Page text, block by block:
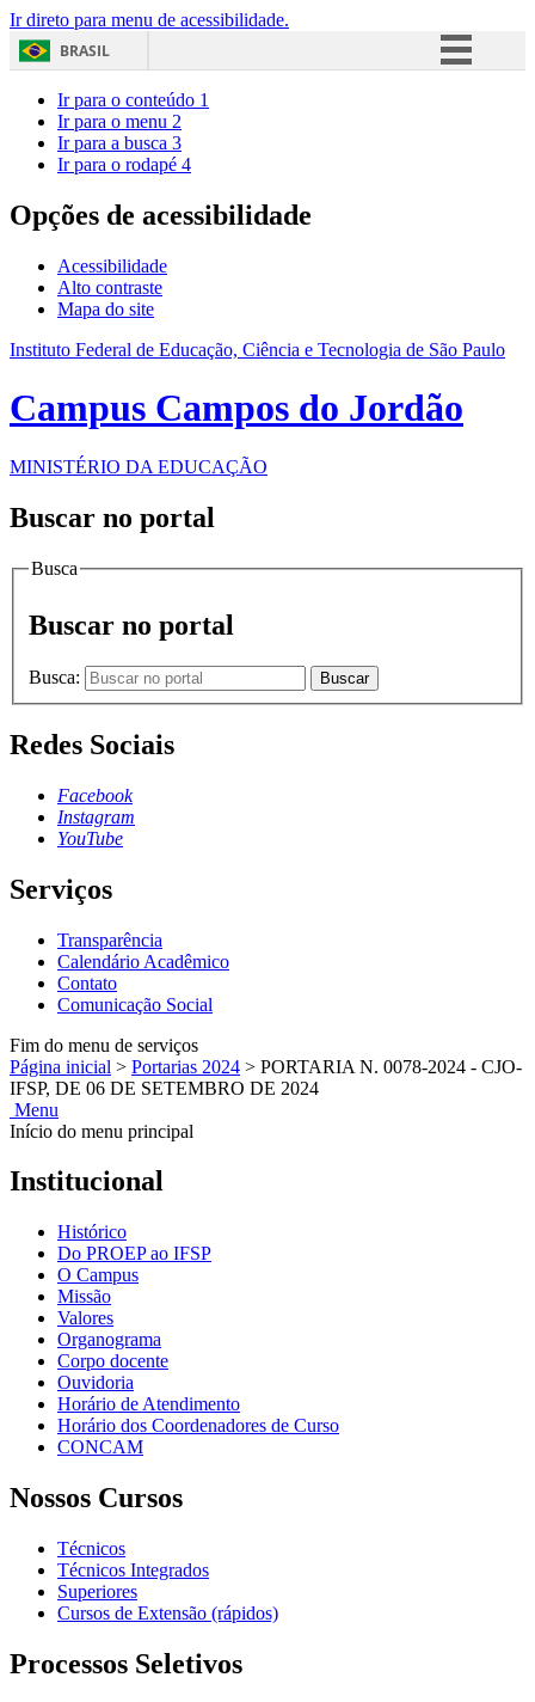
Ir direto para menu de acessibilidade.
BRASIL
Acesso à informação
Ir para o conteúdo 1
Ir para o menu 2
Ir para a busca 3
Ir para o rodapé 4
Opções de acessibilidade
Acessibilidade
Alto contraste
Mapa do site
Instituto Federal de Educação, Ciência e Tecnologia de São Paulo
Campus Campos do Jordão
MINISTÉRIO DA EDUCAÇÃO
Buscar no portal
Busca
Buscar no portal
Busca: Buscar
Redes Sociais
Facebook
Instagram
YouTube
Serviços
Transparência
Calendário Acadêmico
Contato
Comunicação Social
Fim do menu de serviços
Página inicial > Portarias 2024 > PORTARIA N. 0078-2024 - CJO-
IFSP, DE 06 DE SETEMBRO DE 2024
Menu
Início do menu principal
Institucional
Histórico
Do PROEP ao IFSP
O Campus
Missão
Valores
Organograma
Corpo docente
Ouvidoria
Horário de Atendimento
Horário dos Coordenadores de Curso
CONCAM
Nossos Cursos
Técnicos
Técnicos Integrados
Superiores
Cursos de Extensão (rápidos)
Processos Seletivos